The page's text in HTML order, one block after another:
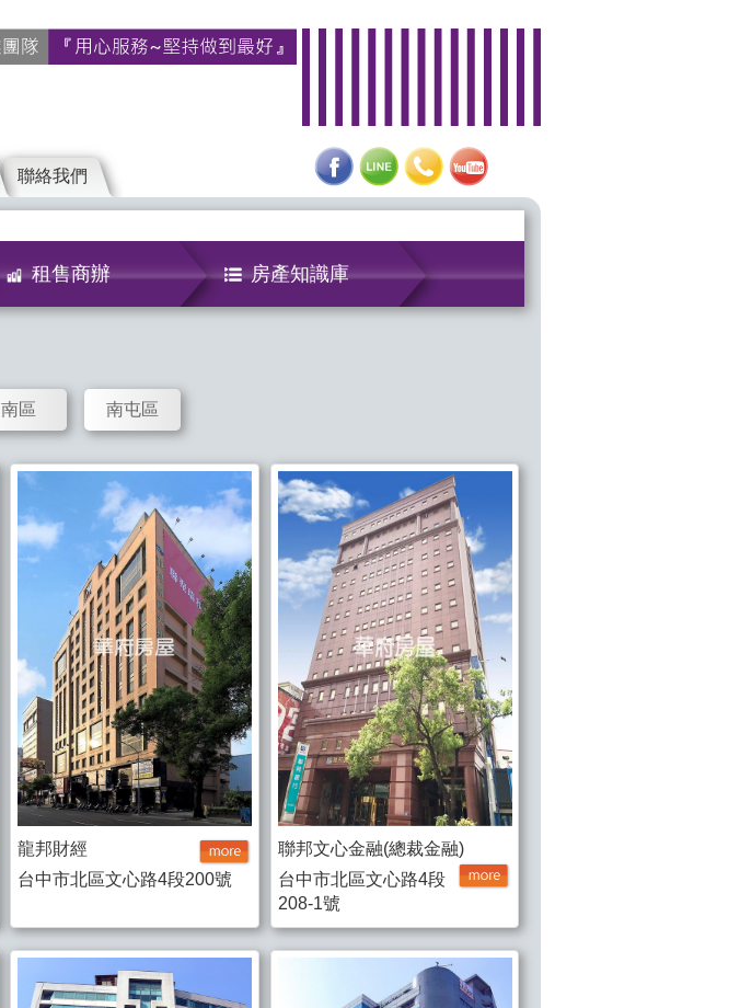
聯絡我們
租售商辦 房產知識庫
南區 南屯區
龍邦財經
台中市北區文心路4段200號
聯邦文心金融(總裁金融)
台中市北區文心路4段
208-1號